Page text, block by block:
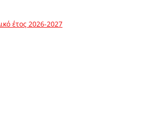
έτος 2026-2027